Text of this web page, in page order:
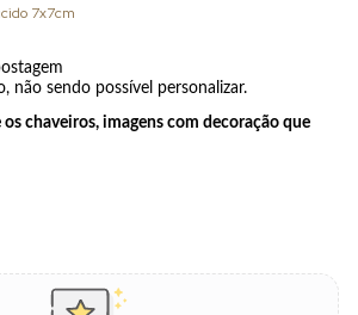
7x7cm
não sendo possível personalizar.
chaveiros, imagens com decoração que